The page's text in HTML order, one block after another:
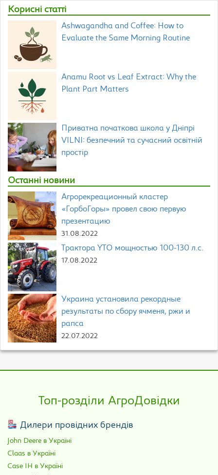
Корисні статті
Ashwagandha and Coffee: How to
Evaluate the Same Morning Routine
Anamu Root vs Leaf Extract: Why the
Plant Part Matters
Приватна початкова школа у Дніпрі
VILNI: безпечний та сучасний освітній
простір
Останні новини
Агрорекреационный кластер
«ГорбоГоры» провел свою первую
презентацию
31.08.2022
Трактора YTO мощностью 100-130 л.с.
17.08.2022
Украина установила рекордные
результаты по сбору ячменя, ржи и
рапса
22.07.2022
Топ-розділи АгроДовідки
Дилери провідних брендів
John Deere в Україні
Claas в Україні
Case IH в Україні